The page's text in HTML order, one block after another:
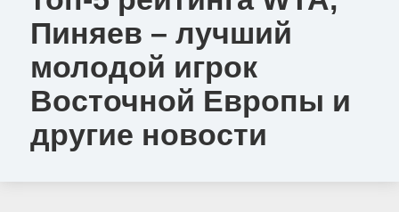
Пиняев – лучший
молодой игрок
Восточной Европы и
другие новости